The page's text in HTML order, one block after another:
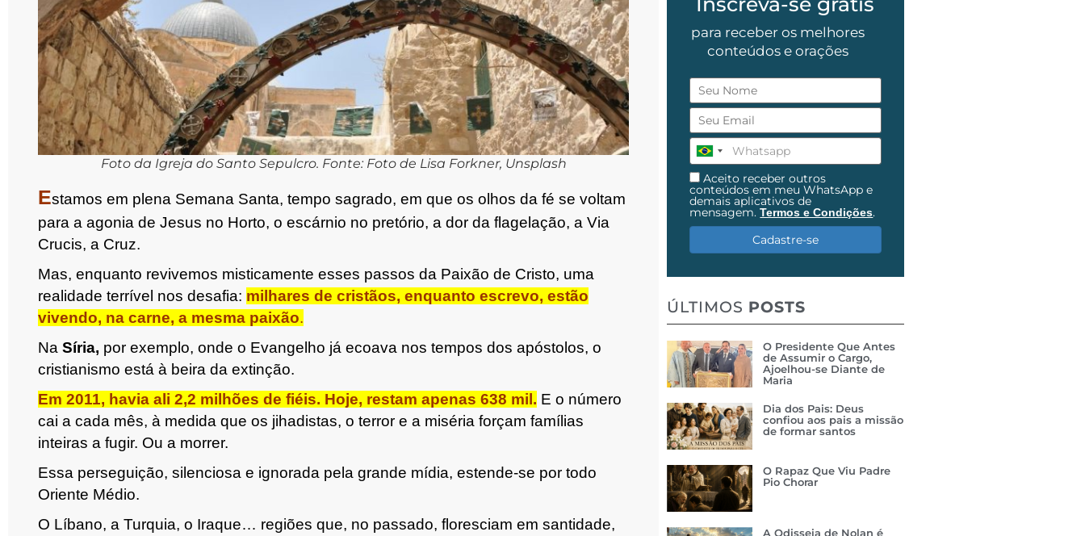
Foto da Igreja do Santo Sepulcro. Fonte: Foto de Lisa Forkner, Unsplash
Estamos em plena Semana Santa, tempo sagrado, em que os olhos da fé se voltam
para a agonia de Jesus no Horto, o escárnio no pretório, a dor da flagelação, a Via
Crucis, a Cruz.
Mas, enquanto revivemos misticamente esses passos da Paixão de Cristo, uma
realidade terrível nos desafia: milhares de cristãos, enquanto escrevo, estão
vivendo, na carne, a mesma paixão.
Na Síria, por exemplo, onde o Evangelho já ecoava nos tempos dos apóstolos, o
cristianismo está à beira da extinção.
Em 2011, havia ali 2,2 milhões de fiéis. Hoje, restam apenas 638 mil. E o número
cai a cada mês, à medida que os jihadistas, o terror e a miséria forçam famílias
inteiras a fugir. Ou a morrer.
Essa perseguição, silenciosa e ignorada pela grande mídia, estende-se por todo
Oriente Médio.
O Líbano, a Turquia, o Iraque… regiões que, no passado, floresciam em santidade,
para receber os melhores
conteúdos e orações
Aceito receber outros
conteúdos em meu WhatsApp e
demais aplicativos de
mensagem.Termos e Condições.
Cadastre-se
ÚLTIMOS POSTS
O Presidente Que Antes
de Assumir o Cargo,
Ajoelhou-se Diante de
Maria
Dia dos Pais: Deus
confiou aos pais a missão
de formar santos
O Rapaz Que Viu Padre
Pio Chorar
A Odisseia de Nolan é